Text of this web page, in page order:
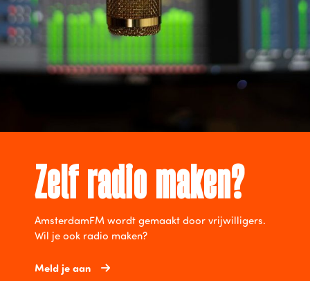
Zelf radio maken?
AmsterdamFM wordt gemaakt door vrijwilligers.
Wil je ook radio maken?
Meld je aan